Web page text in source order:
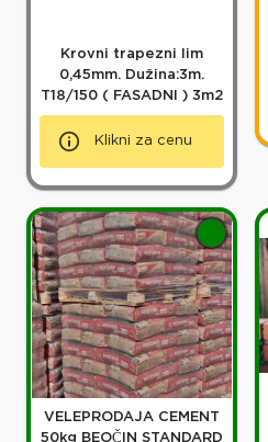
Krovni trapezni lim
0,45mm. Dužina:3m.
T18/150 ( FASADNI ) 3m2
Klikni za cenu
VELEPRODAJA CEMENT
50kg BEOČIN STANDARD